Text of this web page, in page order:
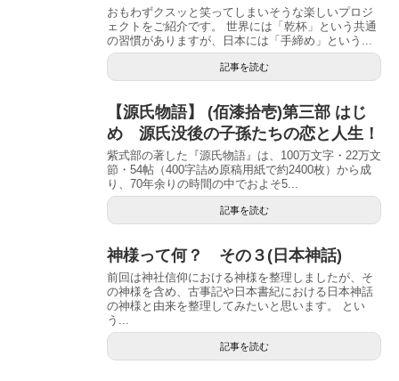
おもわずクスッと笑ってしまいそうな楽しいプロジ
ェクトをご紹介です。 世界には「乾杯」という共通
の習慣がありますが、日本には「手締め」という...
記事を読む
【源氏物語】 (佰漆拾壱)第三部 はじ
め 源氏没後の子孫たちの恋と人生！
紫式部の著した『源氏物語』は、100万文字・22万文
節・54帖（400字詰め原稿用紙で約2400枚）から成
り、70年余りの時間の中でおよそ5...
記事を読む
神様って何？ その３(日本神話)
前回は神社信仰における神様を整理しましたが、そ
の神様を含め、古事記や日本書紀における日本神話
の神様と由来を整理してみたいと思います。 とい
う...
記事を読む